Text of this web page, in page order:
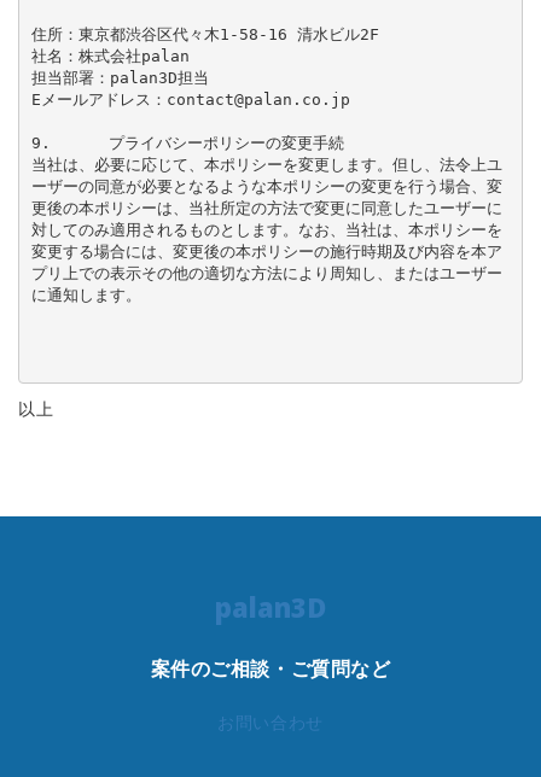
住所：東京都渋谷区代々木1-58-16 清水ビル2F
社名：株式会社palan
担当部署：palan3D担当
Eメールアドレス：contact@palan.co.jp
9.	プライバシーポリシーの変更手続
当社は、必要に応じて、本ポリシーを変更します。但し、法令上ユ
ーザーの同意が必要となるような本ポリシーの変更を行う場合、変
更後の本ポリシーは、当社所定の方法で変更に同意したユーザーに
対してのみ適用されるものとします。なお、当社は、本ポリシーを
変更する場合には、変更後の本ポリシーの施行時期及び内容を本ア
プリ上での表示その他の適切な方法により周知し、またはユーザー
に通知します。
以上
palan3D
案件のご相談・ご質問など
お問い合わせ